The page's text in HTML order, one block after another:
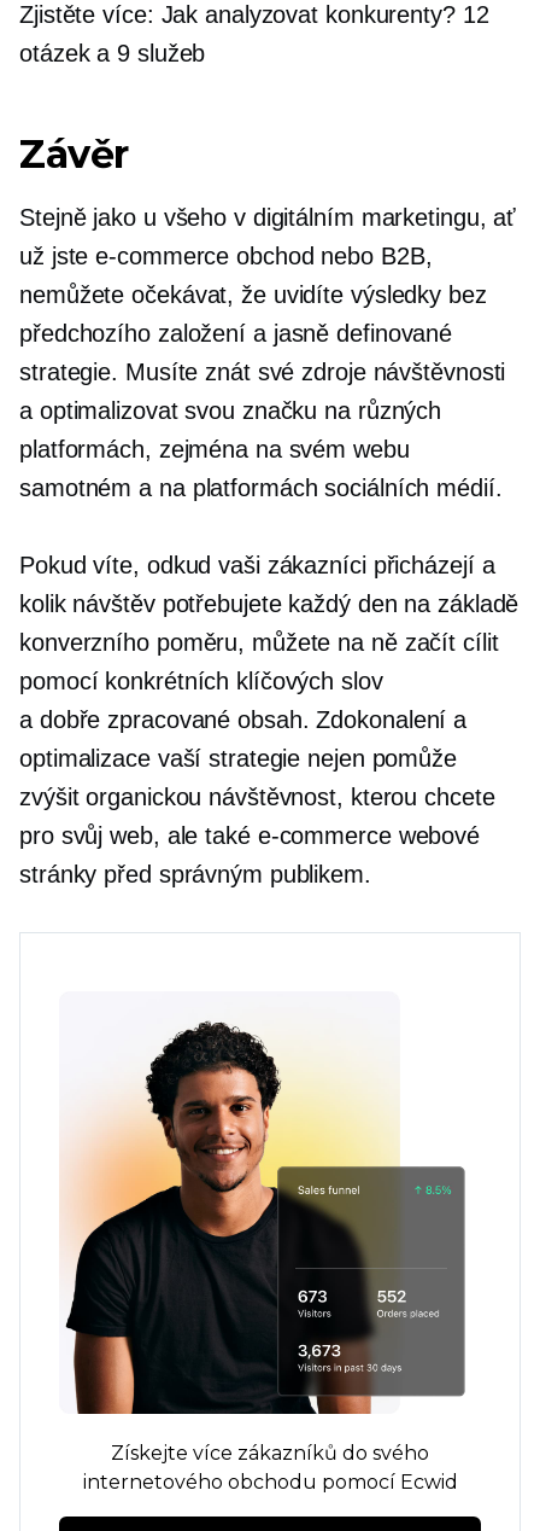
Zjistěte více: Jak analyzovat konkurenty? 12
otázek a 9 služeb
Závěr
Stejně jako u všeho v digitálním marketingu, ať
už jstee-commerce obchod nebo B2B,
nemůžete očekávat, že uvidíte výsledky bez
předchozího založení a jasně definované
strategie. Musíte znát své zdroje návštěvnosti
a optimalizovat svou značku na různých
platformách, zejména na svém webu
samotném a na platformách sociálních médií.
Pokud víte, odkud vaši zákazníci přicházejí a
kolik návštěv potřebujete každý den na základě
konverzního poměru, můžete na ně začít cílit
pomocí konkrétních klíčových slov
a dobře zpracované obsah. Zdokonalení a
optimalizace vaší strategie nejen pomůže
zvýšit organickou návštěvnost, kterou chcete
pro svůj web, ale také e-commercewebové
stránky před správným publikem.
Získejte více zákazníků do svého
internetového obchodu pomocí Ecwid